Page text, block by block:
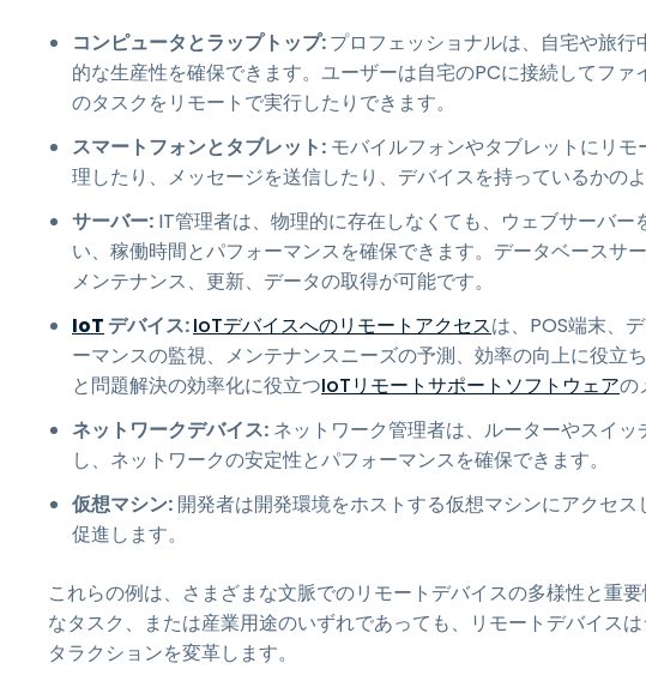
コンピュータとラップトップ:プロフェッショナルは、自宅や旅
的な生産性を確保できます。ユーザーは自宅のPCに接続してフ
のタスクをリモートで実行したりできます。
スマートフォンとタブレット: モバイルフォンやタブレットにリ
理したり、メッセージを送信したり、デバイスを持っているかの
サーバー: IT管理者は、物理的に存在しなくても、ウェブサーバ
い、稼働時間とパフォーマンスを確保できます。データベースサ
メンテナンス、更新、データの取得が可能です。
IoT デバイス:IoTデバイスへのリモートアクセスは、POS端末、
ーマンスの監視、メンテナンスニーズの予測、効率の向上に役立
と問題解決の効率化に役立つIoTリモートサポートソフトウェアの
ネットワークデバイス: ネットワーク管理者は、ルーターやスイ
し、ネットワークの安定性とパフォーマンスを確保できます。
仮想マシン: 開発者は開発環境をホストする仮想マシンにアクセ
促進します。
これらの例は、さまざまな文脈でのリモートデバイスの多様性と重
なタスク、または産業用途のいずれであっても、リモートデバイス
タラクションを変革します。